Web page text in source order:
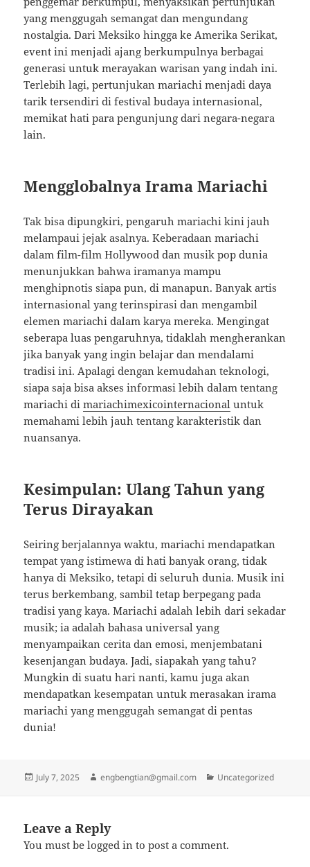
yang menggugah semangat dan mengundang
nostalgia. Dari Meksiko hingga ke Amerika Serikat,
event ini menjadi ajang berkumpulnya berbagai
generasi untuk merayakan warisan yang indah ini.
Terlebih lagi, pertunjukan mariachi menjadi daya
tarik tersendiri di festival budaya internasional,
memikat hati para pengunjung dari negara-negara
lain.
Mengglobalnya Irama Mariachi
Tak bisa dipungkiri, pengaruh mariachi kini jauh
melampaui jejak asalnya. Keberadaan mariachi
dalam film-film Hollywood dan musik pop dunia
menunjukkan bahwa iramanya mampu
menghipnotis siapa pun, di manapun. Banyak artis
internasional yang terinspirasi dan mengambil
elemen mariachi dalam karya mereka. Mengingat
seberapa luas pengaruhnya, tidaklah mengherankan
jika banyak yang ingin belajar dan mendalami
tradisi ini. Apalagi dengan kemudahan teknologi,
siapa saja bisa akses informasi lebih dalam tentang
mariachi dimariachimexicointernacional untuk
memahami lebih jauh tentang karakteristik dan
nuansanya.
Kesimpulan: Ulang Tahun yang
Terus Dirayakan
Seiring berjalannya waktu, mariachi mendapatkan
tempat yang istimewa di hati banyak orang, tidak
hanya di Meksiko, tetapi di seluruh dunia. Musik ini
terus berkembang, sambil tetap berpegang pada
tradisi yang kaya. Mariachi adalah lebih dari sekadar
musik; ia adalah bahasa universal yang
menyampaikan cerita dan emosi, menjembatani
kesenjangan budaya. Jadi, siapakah yang tahu?
Mungkin di suatu hari nanti, kamu juga akan
mendapatkan kesempatan untuk merasakan irama
mariachi yang menggugah semangat di pentas
dunia!
Posted
July 7, 2025 Author
engbengtian@gmail.com Categories
Uncategorized
Leave a Reply
You must belogged in to post a comment.